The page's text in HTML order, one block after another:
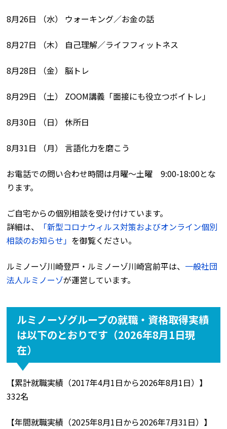
8月26日 （水） ウォーキング／お金の話
8月27日 （木） 自己理解／ライフフィットネス
8月28日 （金） 脳トレ
8月29日 （土） ZOOM講義「面接にも役立つボイトレ」
8月30日 （日） 休所日
8月31日 （月） 言語化力を磨こう
お電話での問い合わせ時間は月曜〜土曜 9:00-18:00とな
ります。
ご自宅からの個別相談を受け付けています。
詳細は、
「新型コロナウィルス対策およびオンライン個別
相談のお知らせ」 を御覧ください。
ルミノーゾ川崎登戸・ルミノーゾ川崎宮前平は、 一般社団
法人ルミノーゾが運営しています。
ルミノーゾグループの就職・資格取得実績
は以下のとおりです（2026年8月1日現
在）
【累計就職実績（2017年4月1日から2026年8月1日）】
332名
【年間就職実績（2025年8月1日から2026年7月31日）】